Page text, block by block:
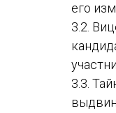
его
3.2.
3.3.